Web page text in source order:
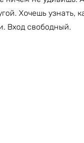
Хочешь узнать,
Вход свободный.